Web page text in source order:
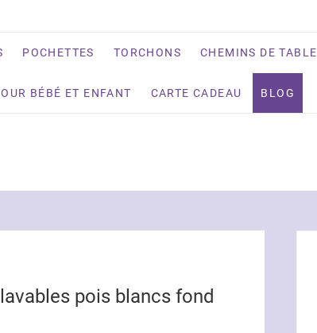
POCHETTES TORCHONS CHEMINS DE TABLE
BÉBÉ ET ENFANT CARTE CADEAU BLOG
pois blancs fond